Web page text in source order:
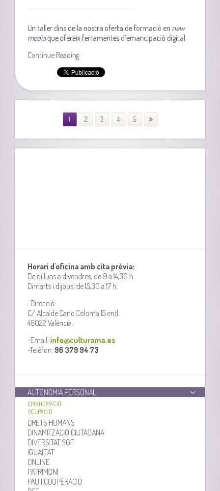
Un taller dins de la nostra oferta de formació en new
mediaque ofereix ferramentes d’emancipació digital.
Continue Reading
1 2 3 4 5
Horari d'oficina amb cita prèvia:
De dilluns a divendres, de 9 a 14,30 h.
Dimarts i dijous, de 15,30 a 17 h.
-Direcció:
C/ Alcalde Cano Coloma 15 entl.
46022 València.
-Email: info@culturama.es
-Telèfon: 96 379 94 73
AUTONOMIA PERSONAL
EMANCIPACIÓ
OCUPACIÓ
DRETS HUMANS
DINAMITZACIÓ CIUTADANA
DIVERSITAT SGF
IGUALTAT
ONLINE
PATRIMONI
PAU I COOPERACIÓ